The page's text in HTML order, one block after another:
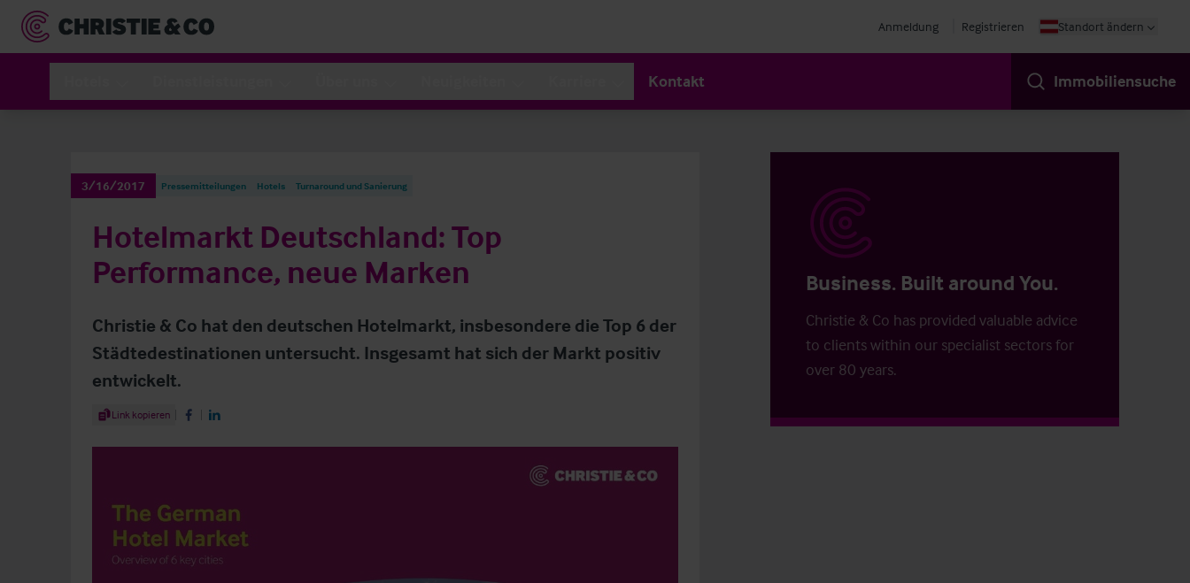
Anmeldung Registrieren Standort ändern
Kontakt Immobiliensuche
3/16/2017 Pressemitteilungen Hotels Turnaround und Sanierung
Hotelmarkt Deutschland: Top
Performance, neue Marken
Christie & Co hat den deutschen Hotelmarkt, insbesondere die Top 6 der
Städtedestinationen untersucht. Insgesamt hat sich der Markt positiv
entwickelt.
Share Article
Link kopieren Share on Facebook
Share on LinkedIn
Business. Built around You.
Christie & Co has provided valuable advice
to clients within our specialist sectors for
over 80 years.